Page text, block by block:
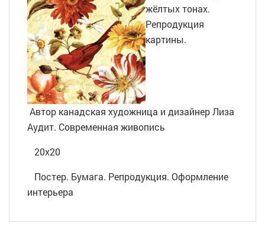
жёлтых тонах.
Репродукция
картины.
Автор канадская художница и дизайнер Лиза
Аудит. Современная живопись
20х20
Постер. Бумага. Репродукция. Оформление
интерьера